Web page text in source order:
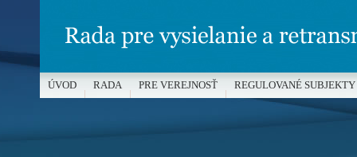
ÚVOD RADA PRE VEREJNOSŤ REGULOVANÉ SUBJEKTY